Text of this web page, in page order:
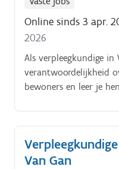
Online sinds 3 apr.
2026
Als verpleegkundige in
verantwoordelijkheid
bewoners en leer je
dat elkaar
zet. Je dagelijkse
verpleegkundige
richtlijnen; je volgt
Van Gan